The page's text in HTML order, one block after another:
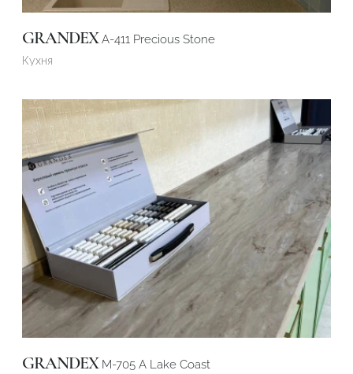
GRANDEXA-411 Precious Stone
Кухня
GRANDEX M-705 A Lake Coast